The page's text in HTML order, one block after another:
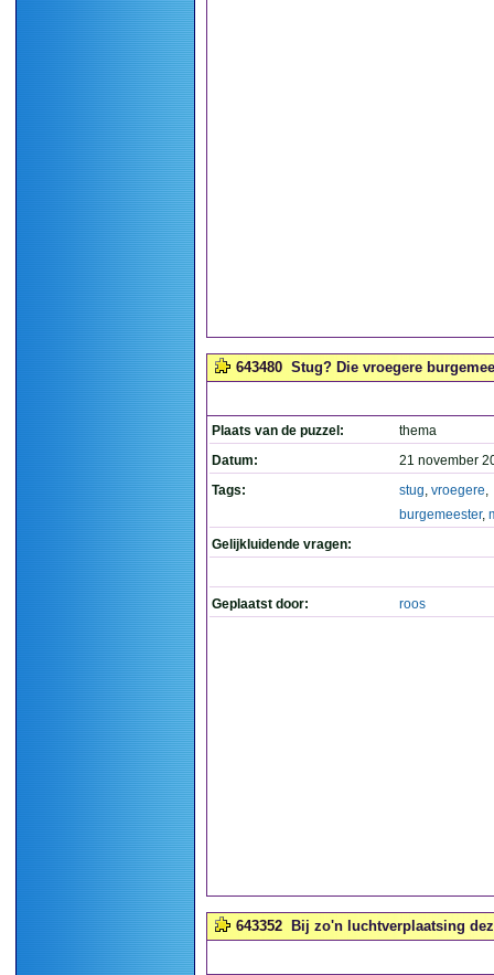
643480 Stug? Die vroegere
Plaats van de puzzel:
thema
Datum:
21 november
Tags:
stug, vroegere,
burgemeester,
Gelijkluidende vragen:
Geplaatst door: roos
643352 Bij zo'n luchtverplaatsing